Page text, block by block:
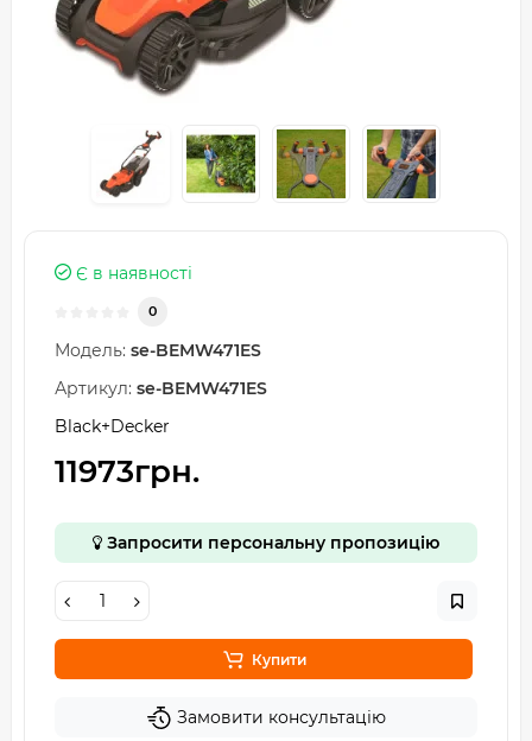
Є в наявності
0
Модель: se-BEMW471ES
Артикул: se-BEMW471ES
Black+Decker
11973грн.
Запросити персональну пропозицію
Купити
Замовити консультацію